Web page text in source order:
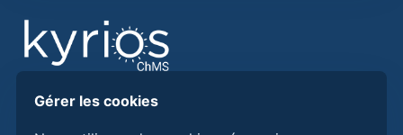
Catequese
Réveillon du Nouvel An
Trouvez des réponses, des guides et des procédures
Gérer les cookies